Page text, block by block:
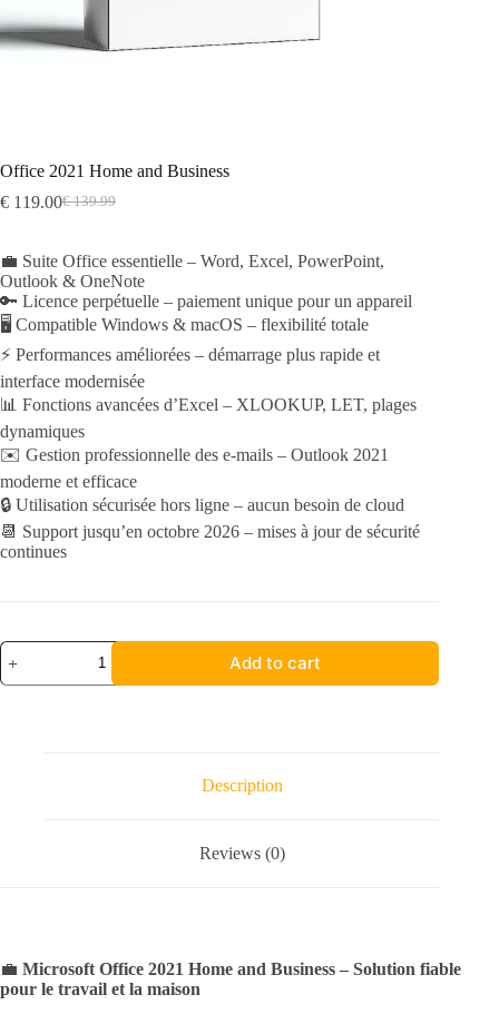
Office 2021 Home and Business
€139.99
Original
€ 139.99.
€ 119.00Current
€ 119.00.
💼 Suite Office essentielle – Word, Excel, PowerPoint,
Outlook & OneNote
🔑 Licence perpétuelle – paiement unique pour un appareil
🖥️ Compatible Windows & macOS – flexibilité totale
⚡ Performances améliorées – démarrage plus rapide et
interface modernisée
📊 Fonctions avancées d’Excel – XLOOKUP, LET, plages
dynamiques
✉️ Gestion professionnelle des e-mails – Outlook 2021
moderne et efficace
🔒 Utilisation sécurisée hors ligne – aucun besoin de cloud
📆 Support jusqu’en octobre 2026 – mises à jour de sécurité
continues
Office
2021
Home
Add to cart
Description
Reviews (0)
💼 Microsoft Office 2021 Home and Business – Solution fiable
pour le travail et la maison